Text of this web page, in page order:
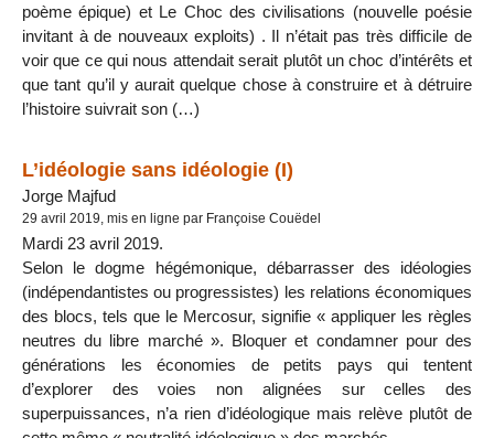
poème épique) et Le Choc des civilisations (nouvelle poésie
invitant à de nouveaux exploits) . Il n’était pas très difficile de
voir que ce qui nous attendait serait plutôt un choc d’intérêts et
que tant qu’il y aurait quelque chose à construire et à détruire
l’histoire suivrait son (…)
L’idéologie sans idéologie (I)
Jorge Majfud
29 avril 2019, mis en ligne par Françoise Couëdel
Mardi 23 avril 2019.
Selon le dogme hégémonique, débarrasser des idéologies
(indépendantistes ou progressistes) les relations économiques
des blocs, tels que le Mercosur, signifie « appliquer les règles
neutres du libre marché ». Bloquer et condamner pour des
générations les économies de petits pays qui tentent
d’explorer des voies non alignées sur celles des
superpuissances, n’a rien d’idéologique mais relève plutôt de